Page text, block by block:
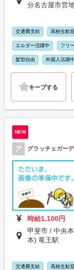
分名古屋市営
交通費支給 高校生歓迎
エルダー活躍中 フリ
髪型自由 外国人活躍中
キープする
NEW
ア グラッチェガー
時給1,100円
甲斐市 / 中央
本) 竜王駅
交通費支給 高校生歓迎